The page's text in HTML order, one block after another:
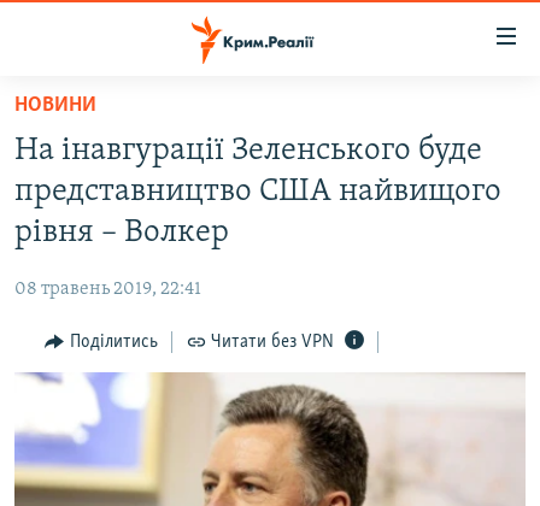
Перейти
основного
матеріалу
Перейти
до
основної
навігації
Перейти
до
ВОДА.КРИМ
ВІДЕО ТА ФОТО
БЛОГИ
ПОГЛЯД
ІНТЕРВ'Ю
ВСЕ ЗА ДЕНЬ
СПЕЦПРОЕКТИ
НОВИНИ
На інавгурації Зеленського буде
представництво США найвищого
рівня – Волкер
08 травень 2019, 22:41
Поділитись Читати без VPN